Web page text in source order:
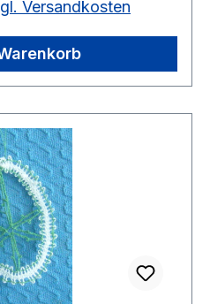
Versandkosten